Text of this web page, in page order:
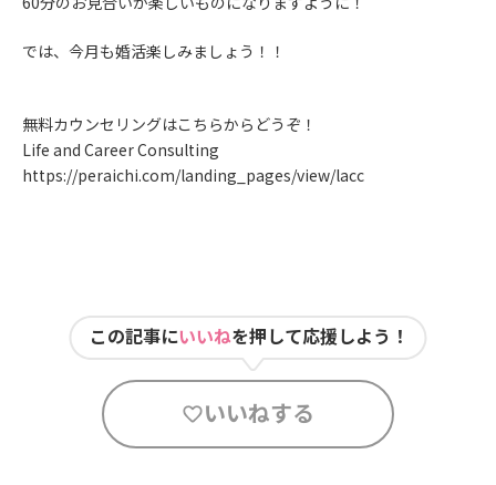
では、今月も婚活楽しみましょう！！
無料カウンセリングはこちらからどうぞ！
Life and Career Consulting
https://peraichi.com/landing_pages/view/lacc
この記事にいいねを押して応援しよう！
いいねする